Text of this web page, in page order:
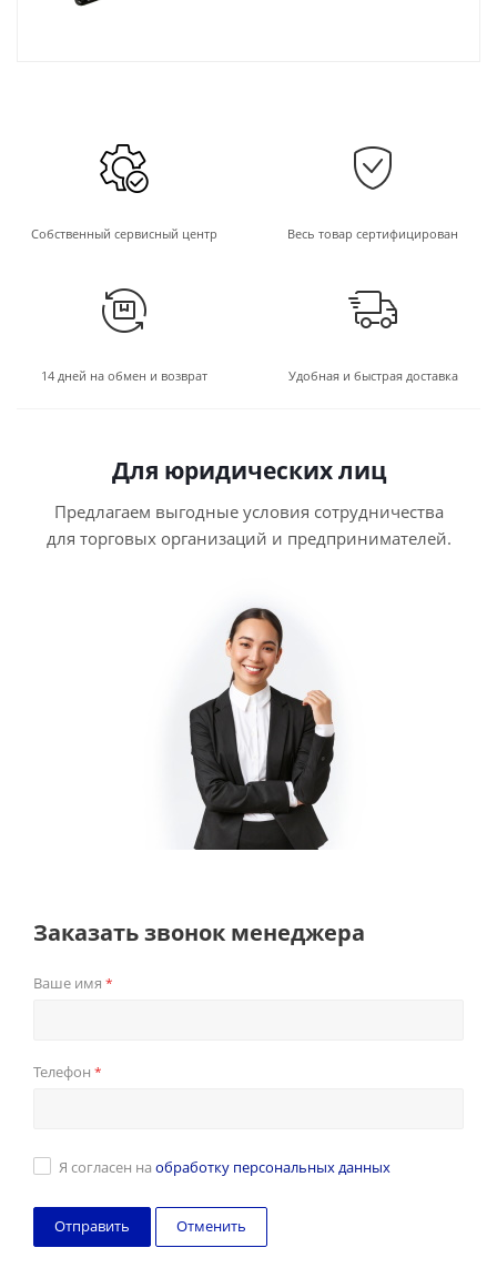
Собственный сервисный центр Весь товар сертифицирован
14 дней на обмен и возврат Удобная и быстрая доставка
Для юридических лиц
Предлагаем выгодные условия сотрудничества
для торговых организаций и предпринимателей.
Заказать звонок менеджера
Ваше имя *
Телефон *
Я согласен на обработку персональных данных
Отменить